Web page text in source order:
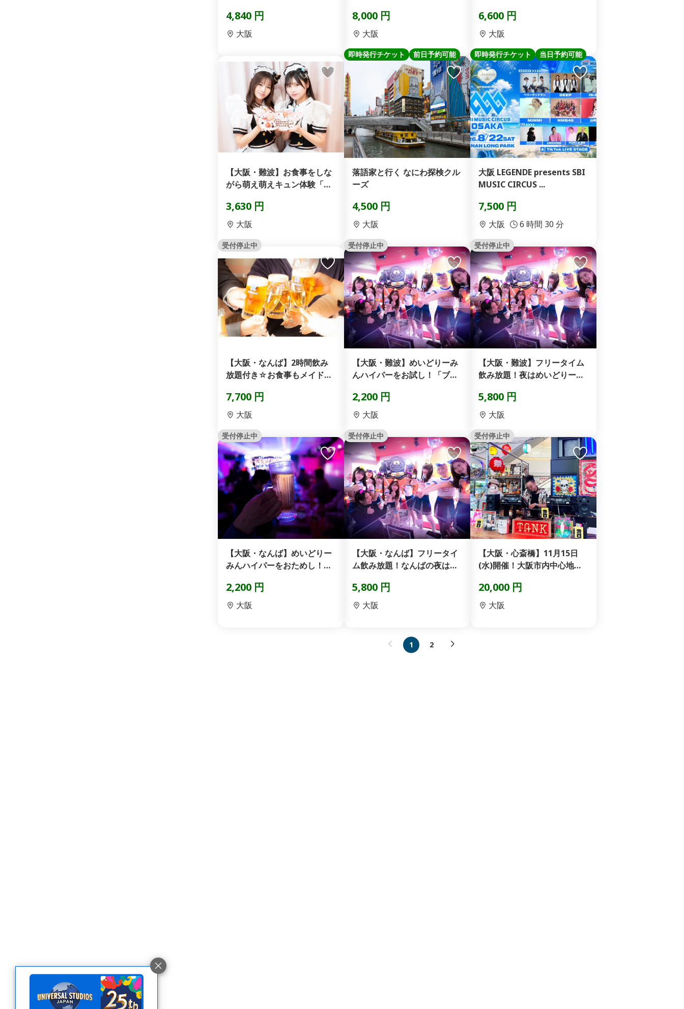
4,840 円
大阪
8,000 円
大阪
6,600 円
大阪
【大阪・難波】お食事をしな
がら萌え萌えキュン体験「フ
3,630 円
大阪
即時発行チケット 前日予約可能
落語家と行く なにわ探検クル
ーズ
4,500 円
大阪
即時発行チケット 当日予約可能
大阪 LEGENDE presents SBI
MUSIC CIRCUS ...
7,500 円
大阪 6 時間 30 分
受付停止中
【大阪・なんば】2時間飲み
放題付き☆お食事もメイドラ
7,700 円
大阪
受付停止中
【大阪・難波】めいどりーみ
んハイパーをお試し！「ブロ
2,200 円
大阪
受付停止中
【大阪・難波】フリータイム
飲み放題！夜はめいどりーみ
5,800 円
大阪
受付停止中
【大阪・なんば】めいどりー
みんハイパーをおためし！
2,200 円
大阪
受付停止中
【大阪・なんば】フリータイ
ム飲み放題！なんばの夜はめ
5,800 円
大阪
受付停止中
【大阪・心斎橋】11月15日
(水)開催！大阪市内中心地の
20,000 円
大阪
1 2